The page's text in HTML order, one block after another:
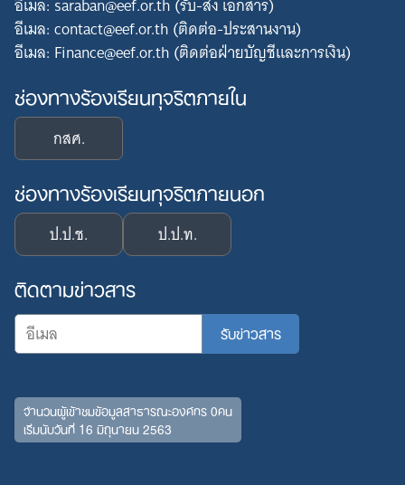
อีเมล: saraban@eef.or.th (รับ-ส่ง เอกสาร)
อีเมล: contact@eef.or.th (ติดต่อ-ประสานงาน)
อีเมล: Finance@eef.or.th (ติดต่อฝ่ายบัญชีและการเงิน)
ช่องทางร้องเรียนทุจริตภายใน
กสศ.
ช่องทางร้องเรียนทุจริตภายนอก
ป.ป.ช. ป.ป.ท.
ติดตามข่าวสาร
จำนวนผู้เข้าชมข้อมูลสาธารณะองค์กร 0คน
เริ่มนับวันที่ 16 มิถุนายน 2563